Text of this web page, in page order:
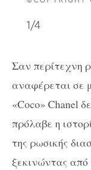
1/4
Σαν περίτεχνη
αναφέρεται σε
«Coco» Chanel
πρόλαβε η
της ρωσικής
ξεκινώντας